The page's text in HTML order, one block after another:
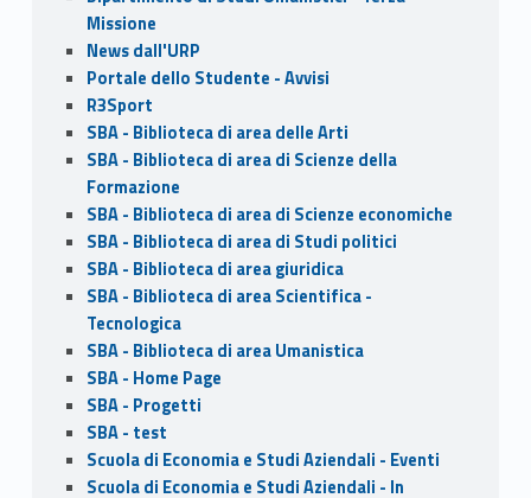
Missione
News dall'URP
Portale dello Studente - Avvisi
R3Sport
SBA - Biblioteca di area delle Arti
SBA - Biblioteca di area di Scienze della
Formazione
SBA - Biblioteca di area di Scienze economiche
SBA - Biblioteca di area di Studi politici
SBA - Biblioteca di area giuridica
SBA - Biblioteca di area Scientifica -
Tecnologica
SBA - Biblioteca di area Umanistica
SBA - Home Page
SBA - Progetti
SBA - test
Scuola di Economia e Studi Aziendali - Eventi
Scuola di Economia e Studi Aziendali - In